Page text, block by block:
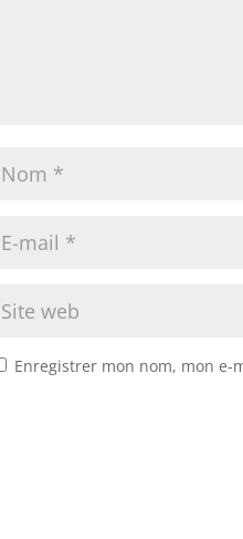
Enregistrer mon nom, mon